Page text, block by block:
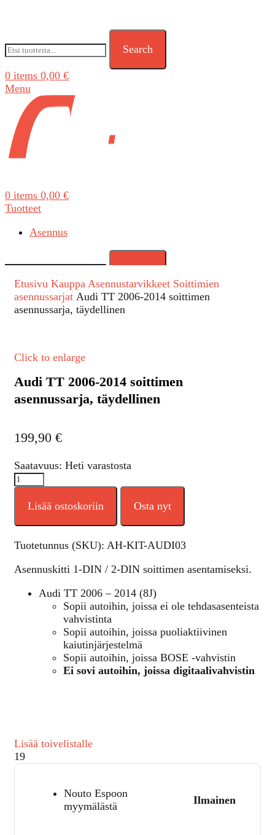
Search
0 items 0,00 €
Menu
0 items 0,00 €
Tuotteet
Asennus
Etusivu Kauppa Asennustarvikkeet Soittimien
asennussarjat Audi TT 2006-2014 soittimen
asennussarja, täydellinen
Click to enlarge
Audi TT 2006-2014 soittimen
asennussarja, täydellinen
199,90 €
Saatavuus: Heti varastosta
Lisää ostoskoriin Osta nyt
Tuotetunnus (SKU): AH-KIT-AUDI03
Asennuskitti 1-DIN / 2-DIN soittimen asentamiseksi.
Audi TT 2006 – 2014 (8J)
Sopii autoihin, joissa ei ole tehdasasenteista
vahvistinta
Sopii autoihin, joissa puoliaktiivinen
kaiutinjärjestelmä
Sopii autoihin, joissa BOSE -vahvistin
Ei sovi autoihin, joissa digitaalivahvistin
Lisää toivelistalle
19
Nouto Espoon
myymälästä
Ilmainen